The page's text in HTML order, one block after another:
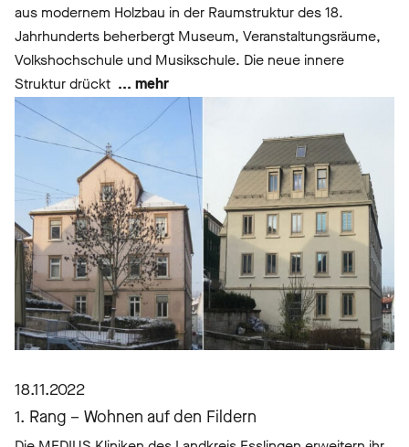
aus modernem Holzbau in der Raumstruktur des 18.
Jahrhunderts beherbergt Museum, Veranstaltungsräume,
Volkshochschule und Musikschule. Die neue innere
Struktur drückt ... mehr
18.11.2022
1. Rang – Wohnen auf den Fildern